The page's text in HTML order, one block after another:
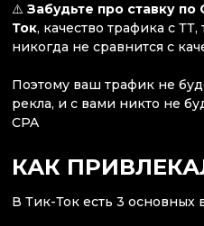
⚠️ Забудьте про ставку по
Ток, качество трафика с
никогда не сравнится с
Поэтому ваш трафик не
рекла, и с вами никто не
CPA
КАК
В Тик-Ток есть 3 основных